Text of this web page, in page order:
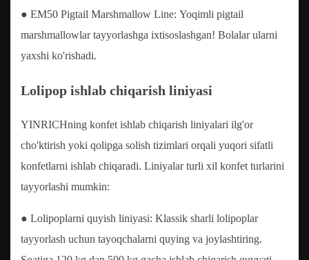
● EM50 Pigtail Marshmallow Line: Yoqimli pigtail
marshmallowlar tayyorlashga ixtisoslashgan! Bolalar ularni
yaxshi ko'rishadi.
Lolipop ishlab chiqarish liniyasi
YINRICHning konfet ishlab chiqarish liniyalari ilg'or
cho'ktirish yoki qolipga solish tizimlari orqali yuqori sifatli
konfetlarni ishlab chiqaradi. Liniyalar turli xil konfet turlarini
tayyorlashi mumkin:
● Lolipoplarni quyish liniyasi: Klassik sharli lolipoplar
tayyorlash uchun tayoqchalarni quying va joylashtiring.